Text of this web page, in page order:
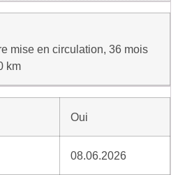
mise en circulation, 36 mois
km
Oui
08.06.2026